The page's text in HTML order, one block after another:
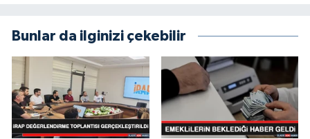
Bunlar da ilginizi çekebilir